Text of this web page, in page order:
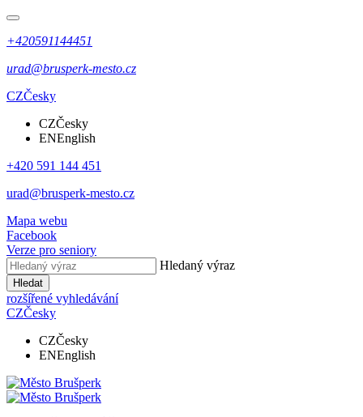
+420591144451
urad@brusperk-mesto.cz
CZČesky
CZČesky
ENEnglish
+420 591 144 451
urad@brusperk-mesto.cz
Mapa webu
Facebook
Verze pro seniory
Hledaný výraz
Hledat
rozšířené vyhledávání
CZČesky
CZČesky
ENEnglish